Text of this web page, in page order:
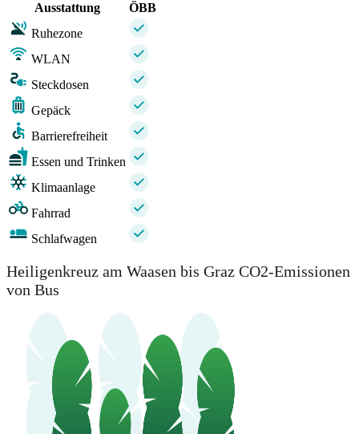
Ausstattung
ÖBB
Ruhezone
WLAN
Steckdosen
Gepäck
Barrierefreiheit
Essen und Trinken
Klimaanlage
Fahrrad
Schlafwagen
Heiligenkreuz am Waasen bis Graz CO2-Emissionen
von Bus